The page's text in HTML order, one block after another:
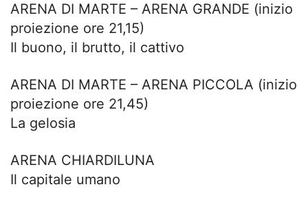
ARENA DI MARTE – ARENA GRANDE (inizio
proiezione ore 21,15)
Il buono, il brutto, il cattivo
ARENA DI MARTE – ARENA PICCOLA (inizio
proiezione ore 21,45)
La gelosia
ARENA CHIARDILUNA
Il capitale umano